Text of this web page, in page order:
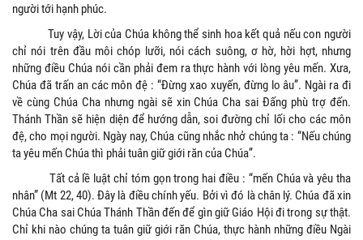
người tới hạnh phúc.
Tuy vậy, Lời của Chúa không thể sinh hoa kết quả nếu con người
chỉ nói trên đầu môi chóp lưỡi, nói cách suông, ơ hờ, hời hợt, nhưng
những điều Chúa nói cần phải đem ra thực hành với lòng yêu mến. Xưa,
Chúa đã trấn an các môn đệ : “Đừng xao xuyến, đừng lo âu”. Ngài ra đi
về cùng Chúa Cha nhưng ngài sẽ xin Chúa Cha sai Đấng phù trợ đến.
Thánh Thần sẽ hiện diện để hướng dẫn, soi đường chỉ lối cho các môn
đệ, cho mọi người. Ngày nay, Chúa cũng nhắc nhở chúng ta : “Nếu chúng
ta yêu mến Chúa thì phải tuân giữ giới răn của Chúa”.
Tất cả lề luật chỉ tóm gọn trong hai điều : “mến Chúa và yêu tha
nhân” (Mt 22, 40). Đây là điều chính yếu. Bởi vì đó là chân lý. Chúa đã xin
Chúa Cha sai Chúa Thánh Thần đến để gìn giữ Giáo Hội đi trong sự thật.
Chỉ khi nào chúng ta tuân giữ giới răn Chúa, thực hành những điều Ngài